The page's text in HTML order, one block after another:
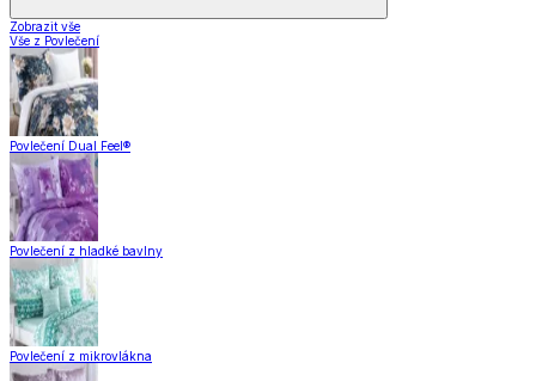
Zobrazit vše
Vše z Povlečení
Povlečení Dual Feel®
Povlečení z hladké bavlny
Povlečení z mikrovlákna